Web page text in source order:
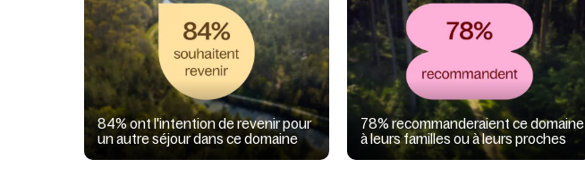
84% ont l'intention de revenir pour
un autre séjour dans ce domaine
78% recommanderaient ce domaine
à leurs familles ou à leurs proches